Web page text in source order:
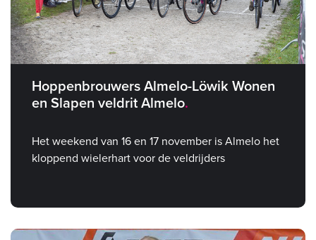
Hoppenbrouwers Almelo-Löwik Wonen
en Slapen veldrit Almelo
Het weekend van 16 en 17 november is Almelo het
kloppend wielerhart voor de veldrijders